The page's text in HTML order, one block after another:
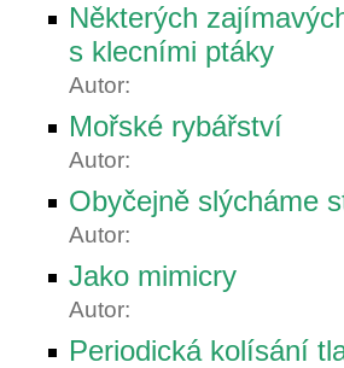
Některých
s klecními ptáky
Autor:
Mořské rybářství
Autor:
Obyčejně slýcháme
Autor:
Jako mimicry
Autor:
Periodická kolísání